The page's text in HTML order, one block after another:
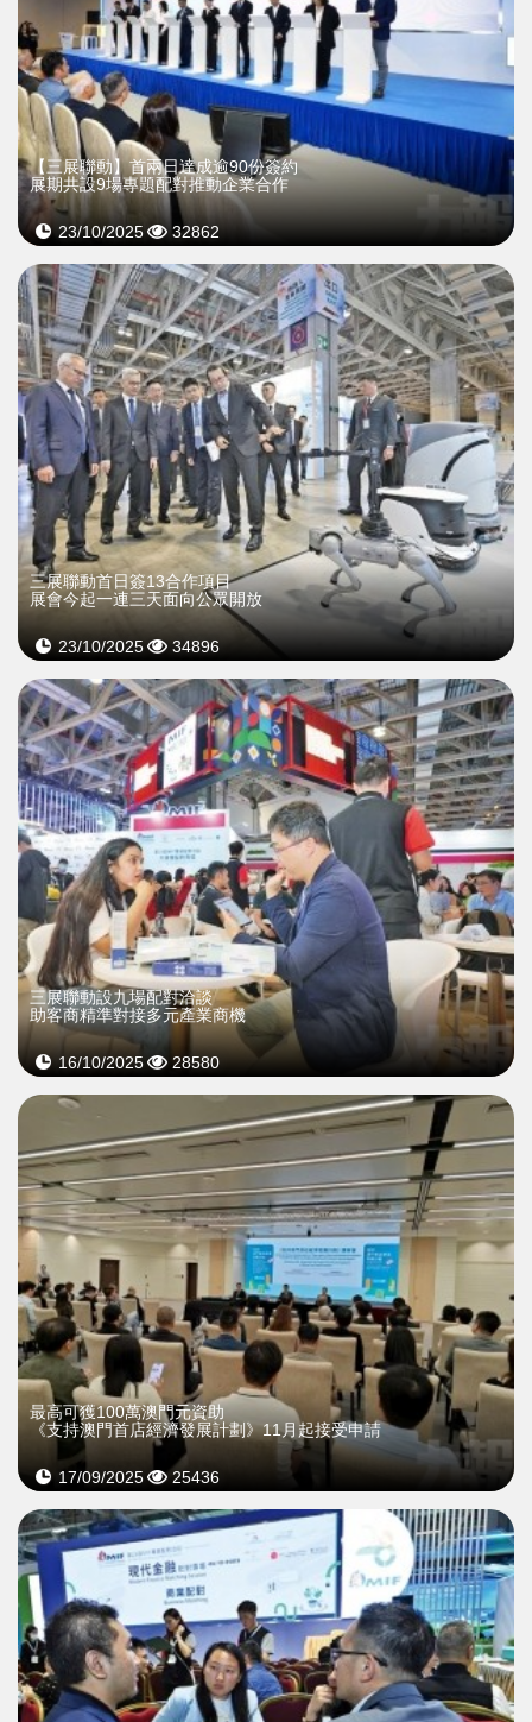
【三展聯動】首兩日達成逾90份簽約
展期共設9場專題配對推動企業合作
23/10/2025 32862
三展聯動首日簽13合作項目
展會今起一連三天面向公眾開放
23/10/2025 34896
三展聯動設九場配對洽談
助客商精準對接多元產業商機
16/10/2025 28580
最高可獲100萬澳門元資助
《支持澳門首店經濟發展計劃》11月起接受申請
17/09/2025 25436